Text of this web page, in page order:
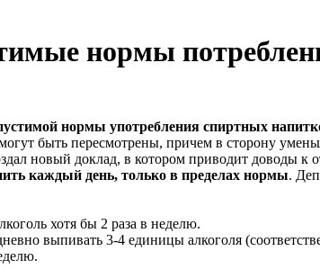
нормы
нормы употребления спиртных
быть пересмотрены, причем в сторону
новый доклад, в котором приводит доводы
каждый день, только в пределах нормы.
хотя бы 2 раза в неделю.
выпивать 3-4 единицы алкоголя